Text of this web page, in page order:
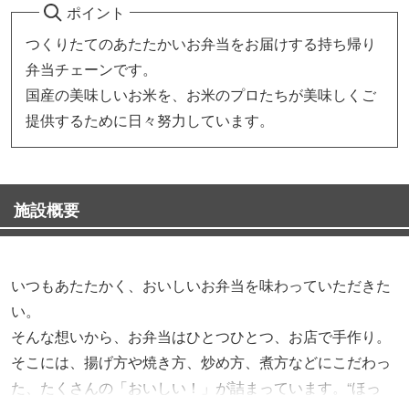
ポイント
つくりたてのあたたかいお弁当をお届けする持ち帰り
弁当チェーンです。
国産の美味しいお米を、お米のプロたちが美味しくご
提供するために日々努力しています。
施設概要
いつもあたたかく、おいしいお弁当を味わっていただきた
い。
そんな想いから、お弁当はひとつひとつ、お店で手作り。
そこには、揚げ方や焼き方、炒め方、煮方などにこだわっ
た、たくさんの「おいしい！」が詰まっています。“ほっ